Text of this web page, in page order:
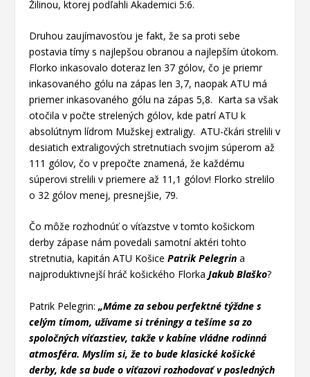
Žilinou, ktorej podľahli Akademici 5:6.
Druhou zaujímavosťou je fakt, že sa proti sebe
postavia tímy s najlepšou obranou a najlepším útokom.
Florko inkasovalo doteraz len 37 gólov, čo je priemr
inkasovaného gólu na zápas len 3,7, naopak ATU má
priemer inkasovaného gólu na zápas 5,8. Karta sa však
otočila v počte strelených gólov, kde patrí ATU k
absolútnym lídrom Mužskej extraligy. ATU-čkári strelili v
desiatich extraligových stretnutiach svojim súperom až
111 gólov, čo v prepočte znamená, že každému
súperovi strelili v priemere až 11,1 gólov! Florko strelilo
o 32 gólov menej, presnejšie, 79.
Čo môže rozhodnúť o víťazstve v tomto košickom
derby zápase nám povedali samotní aktéri tohto
stretnutia, kapitán ATU KošicePatrik Pelegrin a
najproduktivnejší hráč košického FlorkaJakub Blaško?
Patrik Pelegrin:„Máme za sebou perfektné týždne s
celým tímom, užívame si tréningy a tešíme sa zo
spoločných víťazstiev, takže v kabíne vládne rodinná
atmosféra. Myslím si, že to bude klasické košické
derby, kde sa bude o víťazovi rozhodovať v posledných